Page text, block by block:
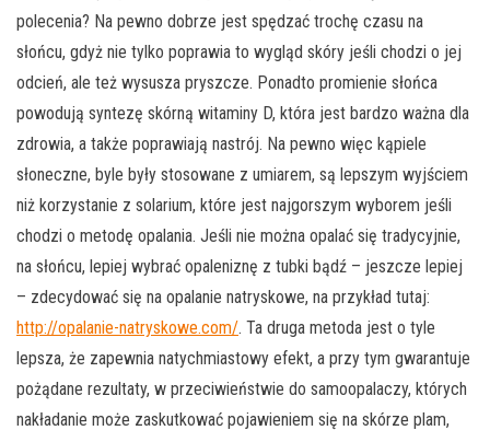
polecenia? Na pewno dobrze jest spędzać trochę czasu na
słońcu, gdyż nie tylko poprawia to wygląd skóry jeśli chodzi o jej
odcień, ale też wysusza pryszcze. Ponadto promienie słońca
powodują syntezę skórną witaminy D, która jest bardzo ważna dla
zdrowia, a także poprawiają nastrój. Na pewno więc kąpiele
słoneczne, byle były stosowane z umiarem, są lepszym wyjściem
niż korzystanie z solarium, które jest najgorszym wyborem jeśli
chodzi o metodę opalania. Jeśli nie można opalać się tradycyjnie,
na słońcu, lepiej wybrać opaleniznę z tubki bądź – jeszcze lepiej
– zdecydować się na opalanie natryskowe, na przykład tutaj:
http://opalanie-natryskowe.com/. Ta druga metoda jest o tyle
lepsza, że zapewnia natychmiastowy efekt, a przy tym gwarantuje
pożądane rezultaty, w przeciwieństwie do samoopalaczy, których
nakładanie może zaskutkować pojawieniem się na skórze plam,